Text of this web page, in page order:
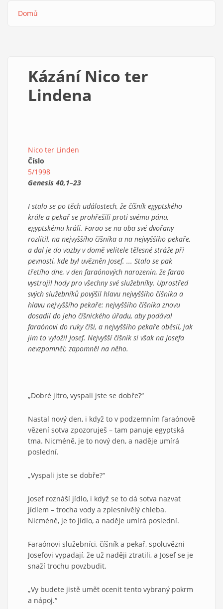
Domů
Kázání Nico ter
Lindena
Nico ter Linden
Číslo
5/1998
Genesis 40,1–23
I stalo se po těch událostech, že číšník egyptského
krále a pekař se prohřešili proti svému pánu,
egyptskému králi. Farao se na oba své dvořany
rozlítil, na nejvyššího číšníka a na nejvyššího pekaře,
a dal je do vazby v domě velitele tělesné stráže při
pevnosti, kde byl uvězněn Josef. ... Stalo se pak
třetího dne, v den faraónových narozenin, že farao
vystrojil hody pro všechny své služebníky. Uprostřed
svých služebníků povýšil hlavu nejvyššího číšníka a
hlavu nejvyššího pekaře: nejvyššího číšníka znovu
dosadil do jeho číšnického úřadu, aby podával
faraónovi do ruky číši, a nejvyššího pekaře oběsil, jak
jim to vyložil Josef. Nejvyšší číšník si však na Josefa
nevzpomněl; zapomněl na něho.
„Dobré jitro, vyspali jste se dobře?“
Nastal nový den, i když to v podzemním faraónově
vězení sotva zpozoruješ – tam panuje egyptská
tma. Nicméně, je to nový den, a naděje umírá
poslední.
„Vyspali jste se dobře?“
Josef roznáší jídlo, i když se to dá sotva nazvat
jídlem – trocha vody a zplesnivělý chleba.
Nicméně, je to jídlo, a naděje umírá poslední.
Faraónovi služebníci, číšník a pekař, spoluvězni
Josefovi vypadají, že už naději ztratili, a Josef se je
snaží trochu povzbudit.
„Vy budete jistě umět ocenit tento vybraný pokrm
a nápoj.“